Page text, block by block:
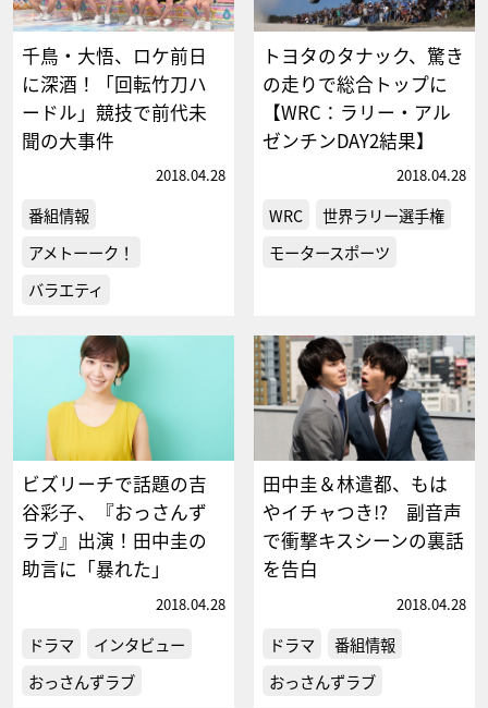
千鳥・大悟、ロケ前日
に深酒！「回転竹刀ハ
ードル」競技で前代未
聞の大事件
2018.04.28
番組情報
アメトーーク！
バラエティ
トヨタのタナック、驚き
の走りで総合トップに
【WRC：ラリー・アル
ゼンチンDAY2結果】
2018.04.28
WRC
世界ラリー選手権
モータースポーツ
ビズリーチで話題の吉
谷彩子、『おっさんず
ラブ』出演！田中圭の
助言に「暴れた」
2018.04.28
ドラマ
インタビュー
おっさんずラブ
田中圭＆林遣都、もは
やイチャつき!? 副音声
で衝撃キスシーンの裏話
を告白
2018.04.28
ドラマ
番組情報
おっさんずラブ